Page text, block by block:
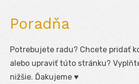
Poradňa
Potrebujete radu? Chcete pridať
alebo upraviť túto stránku?
nižšie. Ďakujeme ♥